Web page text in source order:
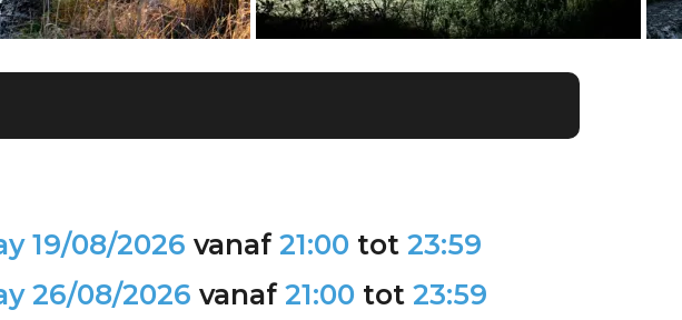
19/08/2026 vanaf 21:00 tot 23:59
26/08/2026 vanaf 21:00 tot 23:59